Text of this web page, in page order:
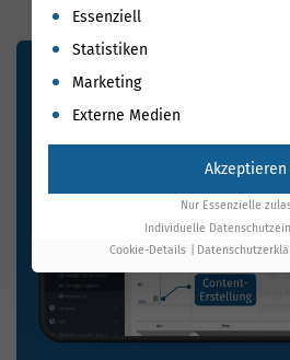
Es folgt eine Liste der Service-
Essenziell
Statistiken
Marketing
Externe Medien
Akzeptieren
Nur Essenzielle
Individuelle
Cookie-Details